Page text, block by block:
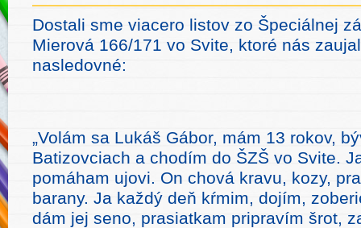
Dostali sme viacero listov zo Špeciálnej
Mierová 166/171 vo Svite, ktoré nás
nasledovné:
„Volám sa Lukáš Gábor, mám 13 rokov,
Batizovciach a chodím do ŠZŠ vo Svite.
pomáham ujovi. On chová kravu, kozy,
barany. Ja každý deň kŕmim, dojím,
dám jej seno, prasiatkam pripravím šrot,